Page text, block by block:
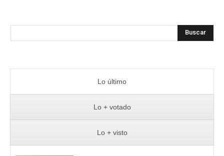
Buscar
Lo último
Lo + votado
Lo + visto